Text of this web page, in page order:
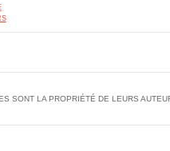
SONT LA PROPRIÉTÉ DE LEURS